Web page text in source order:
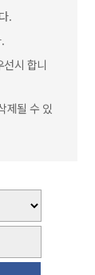
.
시 합니
제될 수 있